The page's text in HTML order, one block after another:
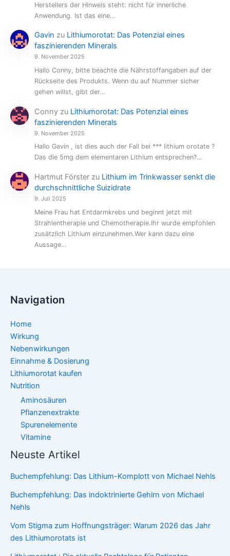
Herstellers der Hinweis steht: nicht für innerliche
Anwendung. Ist das eine…
Gavin zu Lithiumorotat: Das Potenzial eines
faszinierenden Minerals
9. November 2025
Hallo Conny, bitte beachte die Nährstoffangaben auf der
Rückseite des Produkts. Wenn du auf Nummer sicher
gehen willst, gibt der…
Conny zu Lithiumorotat: Das Potenzial eines
faszinierenden Minerals
9. November 2025
Hallo Gavin , ist dies auch der Fall bei *** lithium orotate ?
Das die 5mg dem elementaren Lithium entsprechen?…
Hartmut Förster zu Lithium im Trinkwasser senkt die
durchschnittliche Suizidrate
9. Juli 2025
Meine Frau hat Entdarmkrebs und beginnt jetzt mit
Strahlentherapie und Chemotherapie.Ihr wurde empfohlen
zusätzlich Lithium einzunehmen.Wer kann dazu eine
Aussage…
Navigation
Home
Wirkung
Nebenwirkungen
Einnahme & Dosierung
Lithiumorotat kaufen
Nutrition
Aminosäuren
Pflanzenextrakte
Spurenelemente
Vitamine
Neuste Artikel
Buchempfehlung: Das Lithium-Komplott von Michael Nehls
Buchempfehlung: Das indoktrinierte Gehirn von Michael
Nehls
Vom Stigma zum Hoffnungsträger: Warum 2026 das Jahr
des Lithiumorotats ist